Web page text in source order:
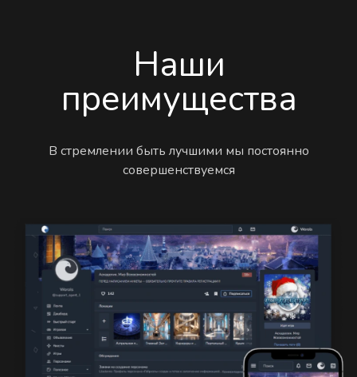
Наши
преимущества
В стремлении быть лучшими мы постоянно
совершенствуемся